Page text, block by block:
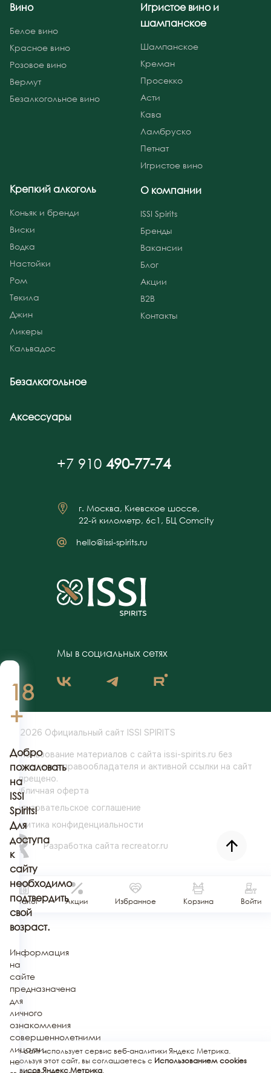
Вино
Белое вино
Красное вино
Розовое вино
Вермут
Безалкогольное вино
Игристое вино и
шампанское
Шампанское
Креман
Просекко
Асти
Кава
Ламбруско
Петнат
Игристое вино
Крепкий алкоголь
Коньяк и бренди
Виски
Водка
Настойки
Ром
Текила
Джин
Ликеры
Кальвадос
Безалкогольное
Аксессуары
О компании
ISSI Spirits
Бренды
Вакансии
Блог
Акции
B2B
Контакты
+7 910 490-77-74
г. Москва, Киевское шоссе,
22-й километр, 6с1, БЦ Comcity
hello@issi-spirits.ru
Мы в социальных сетях
© 2026 Официальный сайт ISSI SPIRITS
Использование материалов с сайта issi-spirits.ru без
разрешенияправообладателя и активной ссылки на сайт
запрещено.
Публичная оферта
Пользовательское соглашение
Политика конфиденциальности
Разработка сайта recreator.ru
Этот сайт использует сервис веб-аналитики Яндекс Метрика.
Используя этот сайт, вы соглашаетесь с Использованием cookies
сервисов Яндекс.Метрика.
Каталог Акции Избранное Корзина Войти
18
+
Добро
пожаловать
на
ISSI
Spirits!
Для
доступа
к
сайту
необходимо
подтвердить
свой
возраст.
Информация
на
сайте
предназначена
для
личного
ознакомления
совершеннолетними
лицами,
не